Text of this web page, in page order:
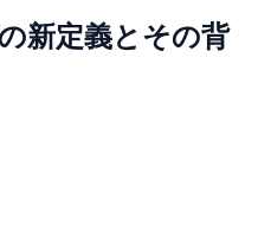
新定義とその背